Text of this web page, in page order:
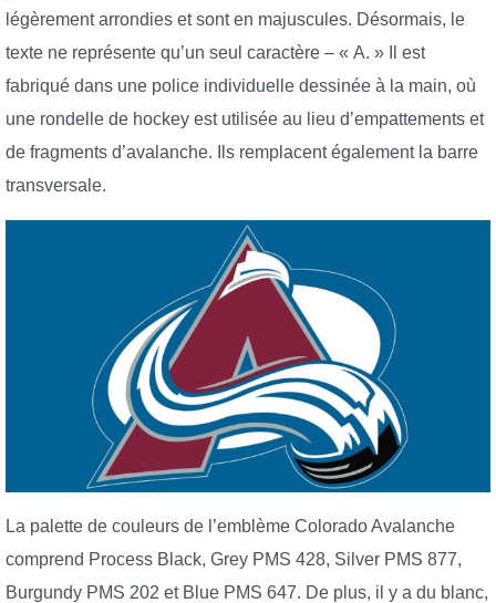
légèrement arrondies et sont en majuscules. Désormais, le
texte ne représente qu’un seul caractère – « A. » Il est
fabriqué dans une police individuelle dessinée à la main, où
une rondelle de hockey est utilisée au lieu d’empattements et
de fragments d’avalanche. Ils remplacent également la barre
transversale.
La palette de couleurs de l’emblème Colorado Avalanche
comprend Process Black, Grey PMS 428, Silver PMS 877,
Burgundy PMS 202 et Blue PMS 647. De plus, il y a du blanc,